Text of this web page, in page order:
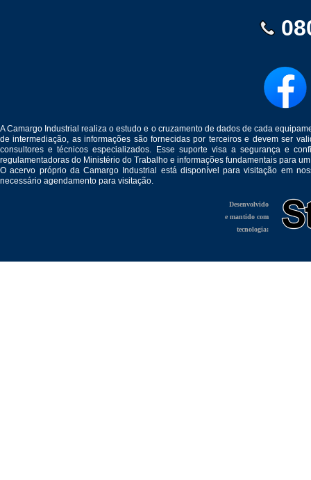
A Camargo Industrial realiza o estudo e o cruzamento de dados de cada
de intermediação, as informações são fornecidas por terceiros e devem ser
consultores e técnicos especializados. Esse suporte visa a segurança e
regulamentadoras do Ministério do Trabalho e informações fundamentais para
O acervo próprio da Camargo Industrial está disponível para visitação em
necessário agendamento para visitação.
Desenvolvido
e mantido com
tecnologia: